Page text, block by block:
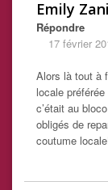
Emily
Répondre
17 février
Alors là tout à
locale
c’était au
obligés de
coutume